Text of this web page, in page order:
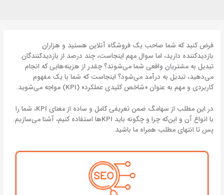
فرض کنید که شما صاحب یک فروشگاه آنلاین هستید و هزاران
بازدیدکننده دارید، اما سوال مهم اینجاست، چند درصد از بازدیدکنندگان
تبدیل به مشتریان واقعی شما می‌شوند؟ چقدر از هزینه‌هایی که انجام
می‌دهید، تبدیل به درآمد می‌شود؟ اینجاست که شما با یک مفهوم
کاربردی و مهم به عنوان «شاخص کلیدی عملکرد» (KPI) مواجه می‌شوید.
در این مطلب از سهامگ ضمن تعریفی کامل و ساده از معنای KPI، شما را
با انواع آن و این‌که چرا و چگونه باید KPI‌ها استفاده کنیم، آشنا می‌سازیم.
پس تا انتهای مطلب همراه ما باشید.